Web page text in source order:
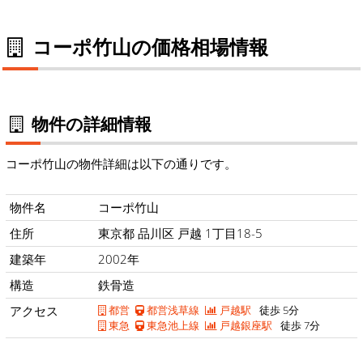
コーポ竹山の価格相場情報
物件の詳細情報
コーポ竹山の物件詳細は以下の通りです。
物件名
コーポ竹山
住所
東京都 品川区 戸越 1丁目18-5
建築年
2002年
構造
鉄骨造
アクセス
都営 都営浅草線 戸越駅 徒歩 5分
東急
東急池上線 戸越銀座駅 徒歩 7分